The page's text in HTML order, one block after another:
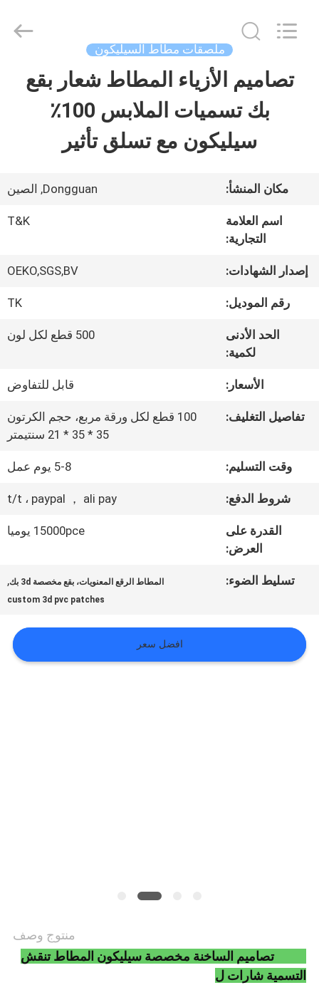
منزل
حول
جولة
المعمل
الجودة
اتصل
أخبار
القضايا
Garment
Accessories
Reserved.
ملصقات مطاط السيليكون
تصاميم الأزياء المطاط شعار بقع
بك تسميات الملابس 100٪
سيليكون مع تسلق تأثير
مكان المنشأ: Dongguan, الصين
اسم العلامة
التجارية:
T&K
إصدار الشهادات: OEKO,SGS,BV
رقم الموديل: TK
الحد الأدنى
لكمية:
500 قطع لكل لون
الأسعار: قابل للتفاوض
تفاصيل التغليف:
100 قطع لكل ورقة مربع، حجم الكرتون
35 * 35 * 21 سنتيمتر
وقت التسليم: 5-8 يوم عمل
شروط الدفع: t/t ، paypal ， ali pay
القدرة على
العرض:
15000pce يوميا
تسليط الضوء: المطاط الرقع المعنويات، بقع مخصصة 3d بك ,
custom 3d pvc patches
افضل سعر
منتوج وصف
2016 تصاميم الساخنة مخصصة سيليكون المطاط تنقش
التسمية شارات ل